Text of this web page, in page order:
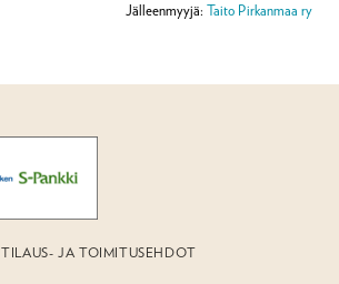
4
Jälleenmyyjä: Taito Pirkanmaa ry
TILAUS- JA TOIMITUSEHDOT